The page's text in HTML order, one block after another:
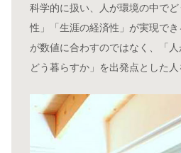
科学的に扱い、人が環境の中で
性」「生涯の経済性」が実現で
が数値に合わすのではなく、「人
どう暮らすか」を出発点とした人